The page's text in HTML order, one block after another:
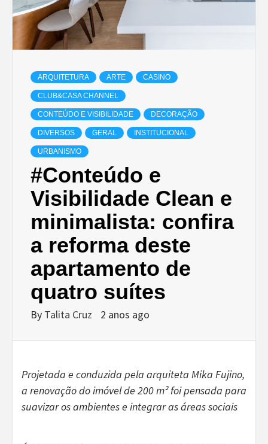
ARQUITETURA ARTE CASINO
CLUB&CASA CHANNEL
CONTEÚDO E VISIBILIDADE DECORAÇÃO
DIVERSOS GERAL INSTITUCIONAL
URBANISMO
#Conteúdo e
Visibilidade Clean e
minimalista: confira
a reforma deste
apartamento de
quatro suítes
By Talita Cruz 2 anos ago
Projetada e conduzida pela arquiteta Mika Fujino,
a renovação do imóvel de 200 m² foi pensada para
suavizar os ambientes e integrar as áreas sociais